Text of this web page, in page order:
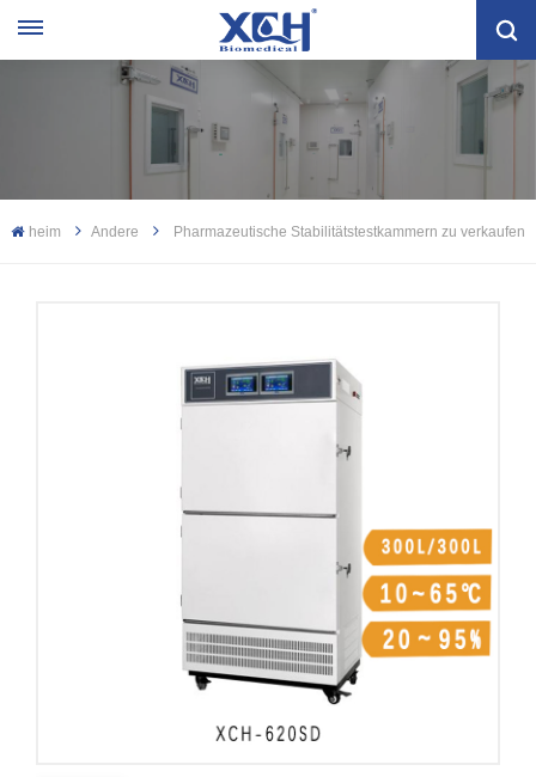
heim Andere Pharmazeutische Stabilitätstestkammern zu verkaufen